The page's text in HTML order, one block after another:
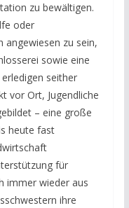
zu bewältigen.
oder
angewiesen zu sein,
sowie eine
seither
vor Ort, Jugendliche
– eine große
heute fast
für
immer wieder aus
ihre